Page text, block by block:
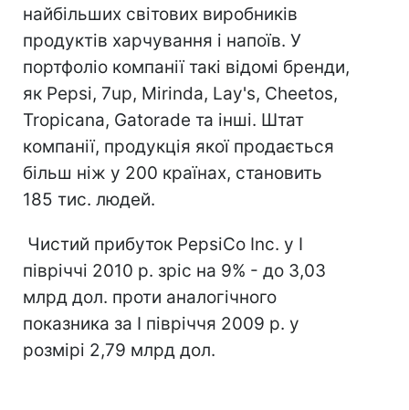
найбільших світових виробників
продуктів харчування і напоїв. У
портфоліо компанії такі відомі бренди,
як Pepsi, 7up, Mirinda, Lay's, Cheetos,
Tropicana, Gatorade та інші. Штат
компанії, продукція якої продається
більш ніж у 200 країнах, становить
185 тис. людей.
Чистий прибуток PepsiСo Inc. у I
півріччі 2010 р. зріс на 9% - до 3,03
млрд дол. проти аналогічного
показника за I півріччя 2009 р. у
розмірі 2,79 млрд дол.